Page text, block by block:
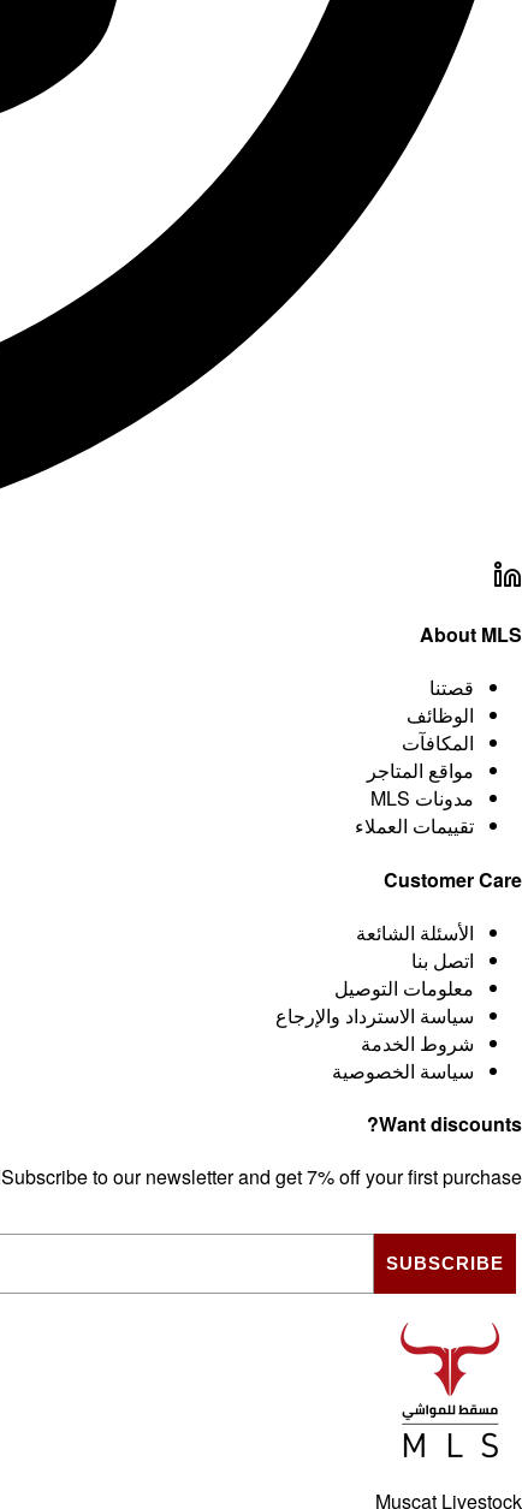
About MLS
قصتنا
الوظائف
المكافآت
مواقع المتاجر
مدونات MLS
تقييمات العملاء
Customer Care
الأسئلة الشائعة
اتصل بنا
معلومات التوصيل
سياسة الاسترداد والإرجاع
شروط الخدمة
سياسة الخصوصية
Want discounts?
Subscribe to our newsletter and get 7% off your first purchase!
SUBSCRIBE
Muscat Livestock